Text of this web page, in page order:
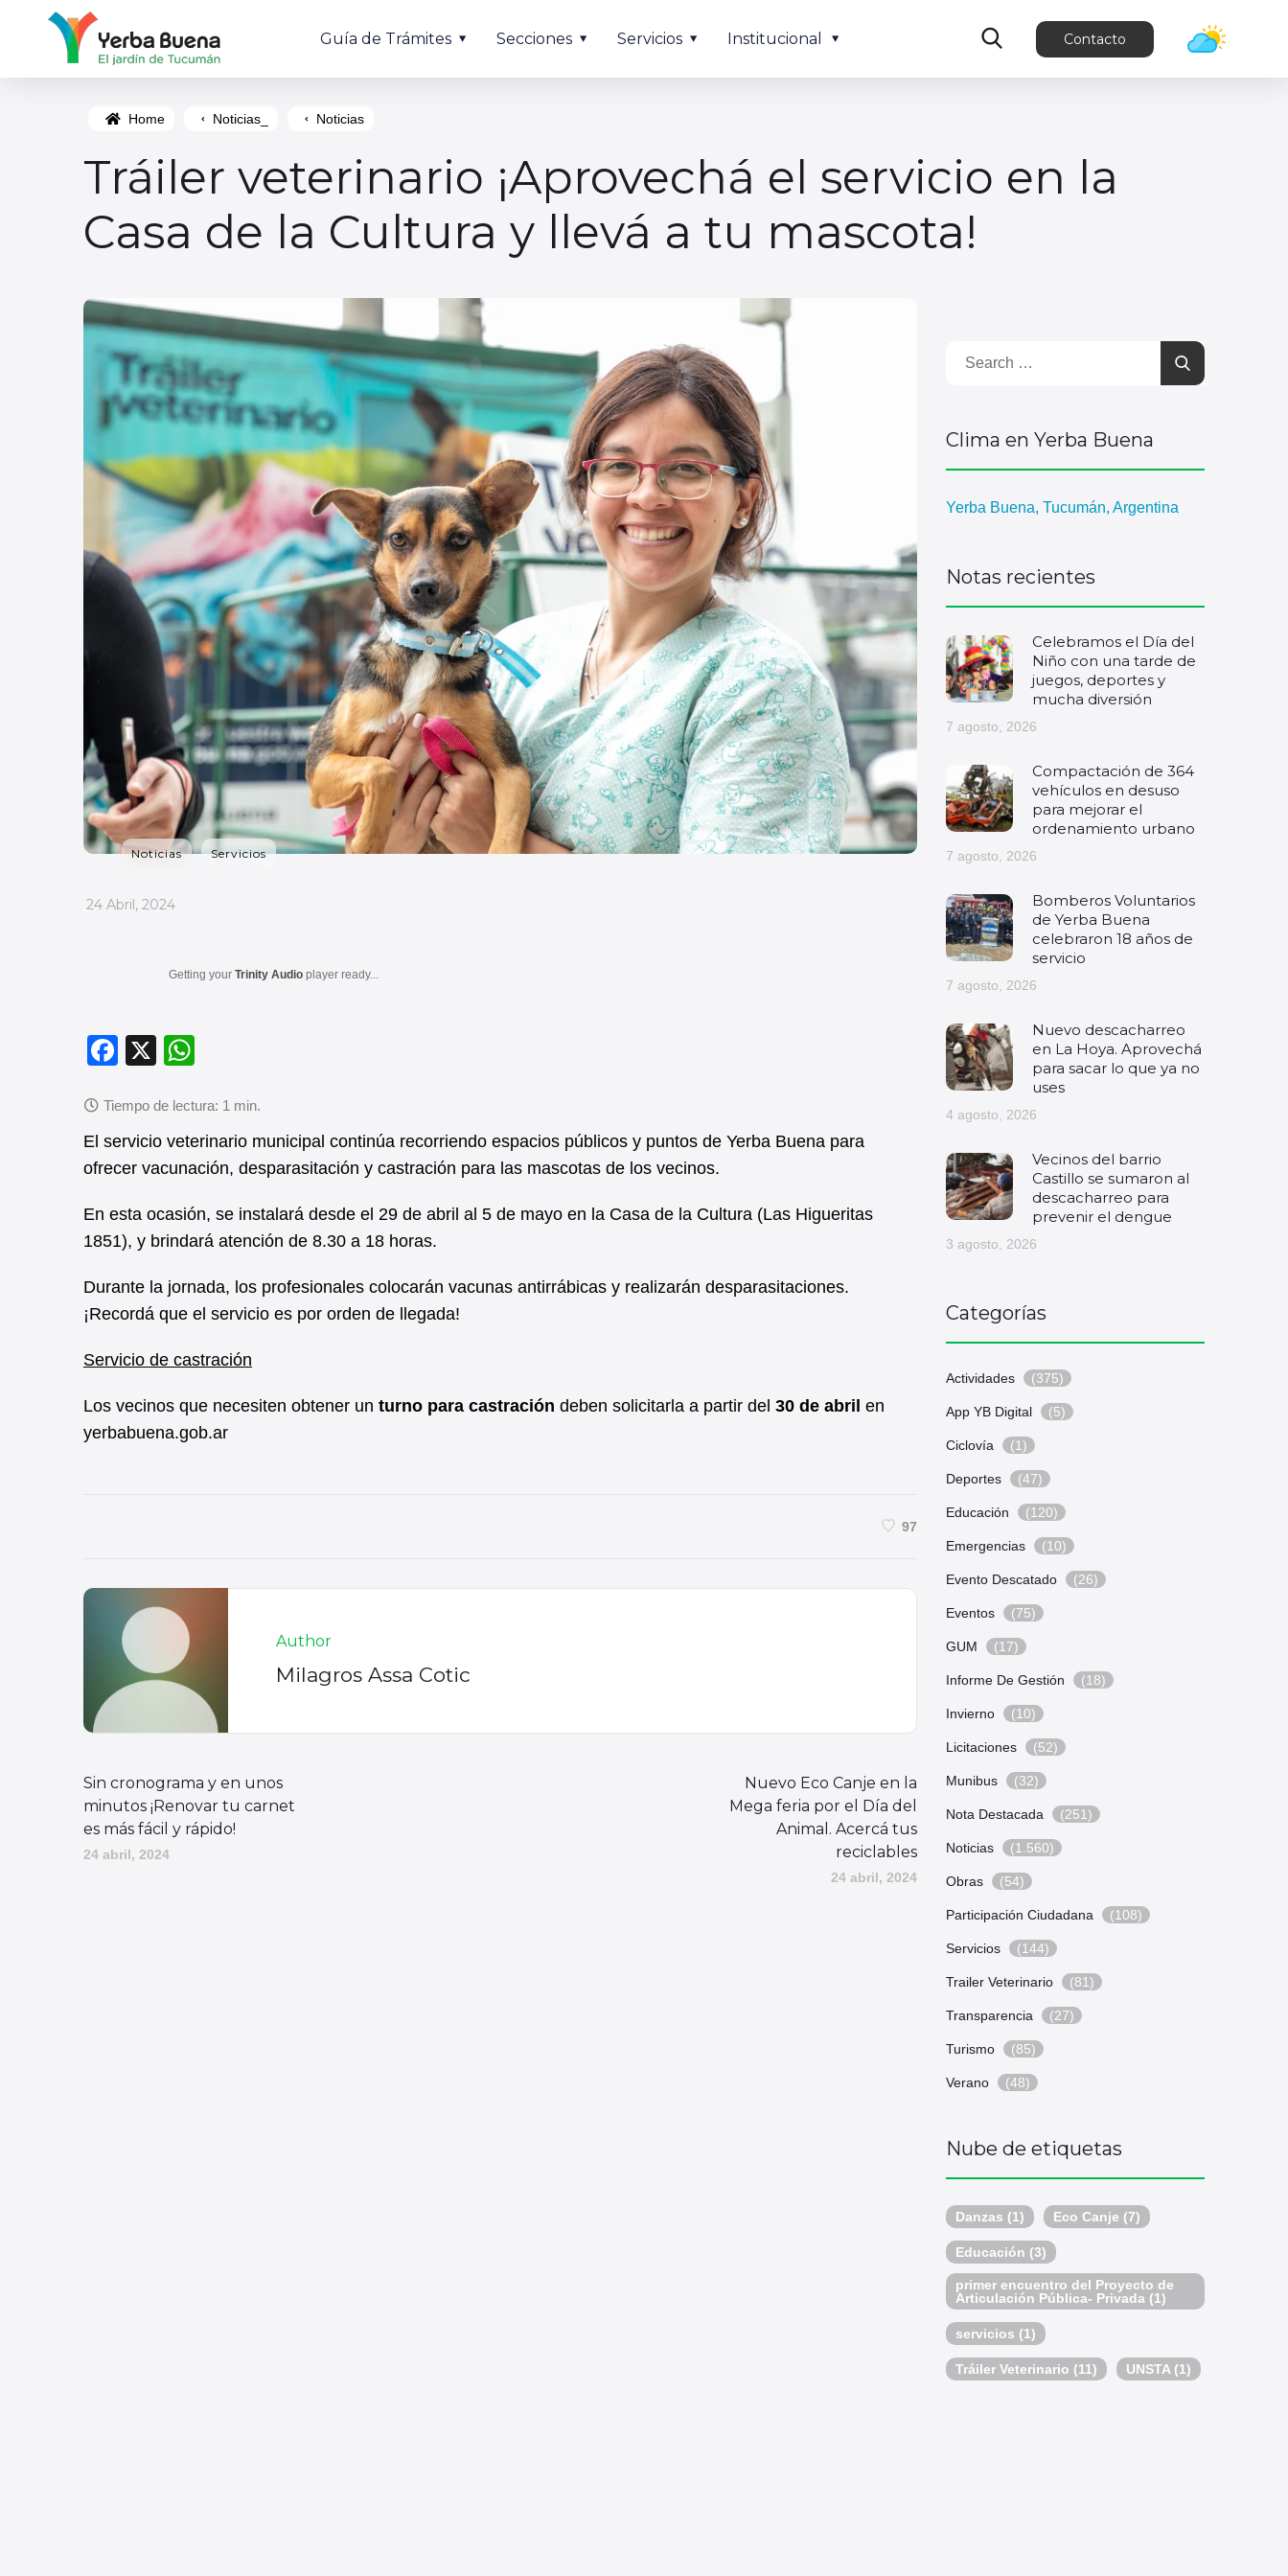
Guía de Trámites Secciones Servicios Institucional Contacto
Home Noticias_ Noticias
Tráiler veterinario ¡Aprovechá el servicio en la
Casa de la Cultura y llevá a tu mascota!
Noticias Servicios
_
24 Abril, 2024
Getting your Trinity Audio player ready...
F
c
e
b
o
o
X
at
s
A
p
p
El servicio veterinario municipal continúa recorriendo espacios públicos y puntos de Yerba Buena para
ofrecer vacunación, desparasitación y castración para las mascotas de los vecinos.
En esta ocasión, se instalará desde el 29 de abril al 5 de mayo en la Casa de la Cultura (Las Higueritas
1851), y brindará atención de 8.30 a 18 horas.
Durante la jornada, los profesionales colocarán vacunas antirrábicas y realizarán desparasitaciones.
¡Recordá que el servicio es por orden de llegada!
Servicio de castración
Los vecinos que necesiten obtener un turno para castración deben solicitarla a partir del 30 de abril en
yerbabuena.gob.ar
97
Author
Milagros Assa Cotic
Sin cronograma y en unos
minutos ¡Renovar tu carnet
es más fácil y rápido!
24 abril, 2024
Nuevo Eco Canje en la
Mega feria por el Día del
Animal. Acercá tus
reciclables
24 abril, 2024
Clima en Yerba Buena
Yerba Buena, Tucumán, Argentina
Notas recientes
Celebramos el Día del
Niño con una tarde de
juegos, deportes y
mucha diversión
7 agosto, 2026
Compactación de 364
vehículos en desuso
para mejorar el
ordenamiento urbano
7 agosto, 2026
Bomberos Voluntarios
de Yerba Buena
celebraron 18 años de
servicio
7 agosto, 2026
Nuevo descacharreo
en La Hoya. Aprovechá
para sacar lo que ya no
uses
4 agosto, 2026
Vecinos del barrio
Castillo se sumaron al
descacharreo para
prevenir el dengue
3 agosto, 2026
Categorías
Actividades (375)
App YB Digital (5)
Ciclovía (1)
Deportes (47)
Educación (120)
Emergencias (10)
Evento Descatado (26)
Eventos (75)
GUM (17)
Informe De Gestión (18)
Invierno (10)
Licitaciones (52)
Munibus (32)
Nota Destacada (251)
Noticias (1.560)
Obras (54)
Participación Ciudadana (108)
Servicios (144)
Trailer Veterinario (81)
Transparencia (27)
Turismo (85)
Verano (48)
Nube de etiquetas
Danzas (1) Eco Canje (7)
Educación (3)
primer encuentro del Proyecto de
Articulación Pública- Privada (1)
servicios (1)
Tráiler Veterinario (11) UNSTA (1)